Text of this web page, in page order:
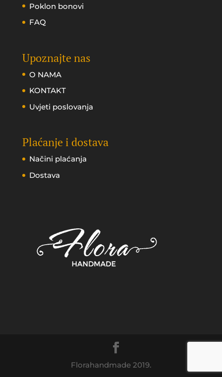
Poklon bonovi
FAQ
Upoznajte nas
O NAMA
KONTAKT
Uvjeti poslovanja
Plaćanje i dostava
Načini plaćanja
Dostava
Florahandmade 2019.